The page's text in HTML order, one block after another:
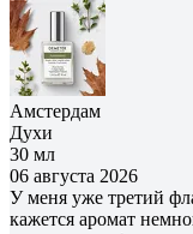
Амстердам
Духи
30 мл
06 августа 2026
У меня уже третий
кажется аромат